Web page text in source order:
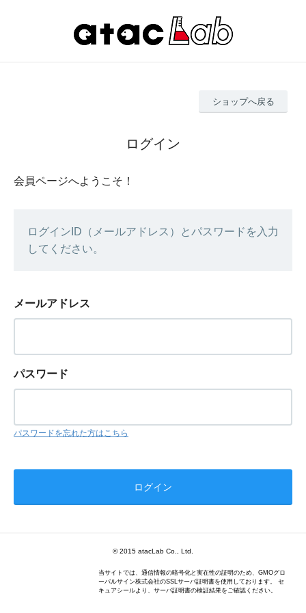
ショップへ戻る
ログイン
会員ページへようこそ！
ログインID（メールアドレス）とパスワードを入力
してください。
メールアドレス
パスワード
パスワードを忘れた方はこちら
© 2015 atacLab Co., Ltd.
当サイトでは、通信情報の暗号化と実在性の証明のため、GMOグロ
ーバルサイン株式会社のSSLサーバ証明書を使用しております。 セ
キュアシールより、サーバ証明書の検証結果をご確認ください。